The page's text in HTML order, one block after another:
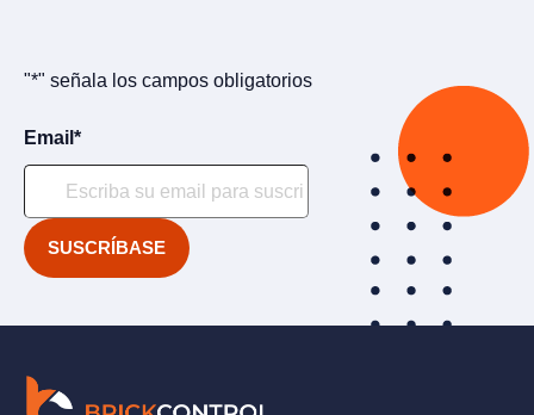
"*" señala los campos obligatorios
Email *